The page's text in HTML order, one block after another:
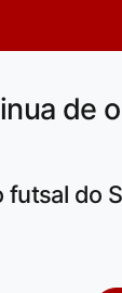
de
do